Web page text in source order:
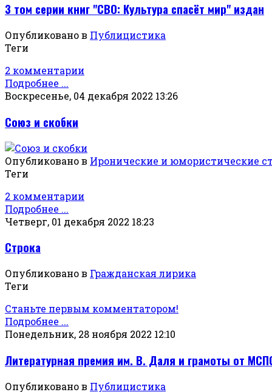
3 том серии книг "СВО: Культура спасёт мир" издан
Опубликовано в Публицистика
Теги
2 комментарии
Подробнее ...
Воскресенье, 04 декабря 2022 13:26
Союз и скобки
Опубликовано в Иронические и юмористические
Теги
2 комментарии
Подробнее ...
Четверг, 01 декабря 2022 18:23
Строка
Опубликовано в Гражданская лирика
Теги
Станьте первым комментатором!
Подробнее ...
Понедельник, 28 ноября 2022 12:10
Литературная премия им. В. Даля и грамоты от
Опубликовано в Публицистика